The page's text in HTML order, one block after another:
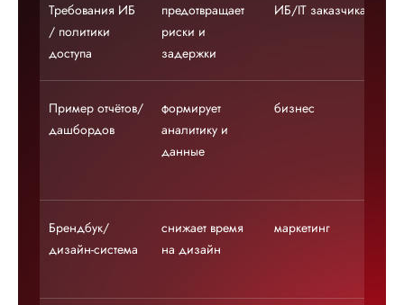
Требования ИБ
/ политики
доступа
предотвращает
риски и
задержки
ИБ/IT заказчика
Пример отчётов/
дашбордов
формирует
аналитику и
данные
бизнес
Брендбук/
дизайн-система
снижает время
на дизайн
маркетинг